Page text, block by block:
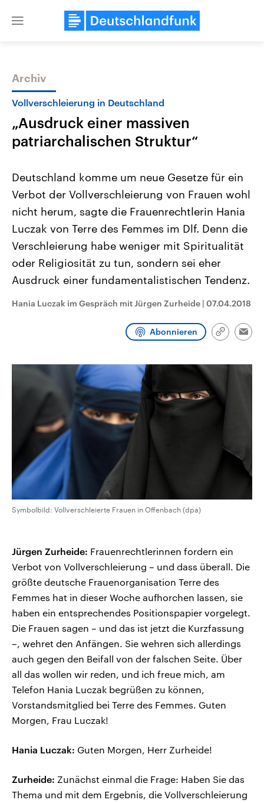
Close
Themen
Landtagswahl Sachsen-Anhalt
2026
Alle Informationen
Sachsen-Anhalt wählt am 6.
September 2026 einen neuen
Landtag. Seit 2021 wird das
Bundesland von einer Koalition aus
CDU, SPD und FDP regiert.-
Umfragen, Prognosen,
und Hintergründe zu den Parteien
und Kandidaten der anstehenden
Aktuelle Beiträge,
Hintergründe
Wirtschaftlich und
gehören die Vereinigten
den mächtigsten Ländern
mit großem Einfluss auf
Sendungen Programm Podcasts
Archiv
Vollverschleierung in Deutschland
„Ausdruck einer massiven
patriarchalischen Struktur“
Deutschland komme um neue Gesetze für ein
Verbot der Vollverschleierung von Frauen wohl
nicht herum, sagte die Frauenrechtlerin Hania
Luczak von Terre des Femmes im Dlf. Denn die
Verschleierung habe weniger mit Spiritualität
oder Religiosität zu tun, sondern sei eher
Ausdruck einer fundamentalistischen Tendenz.
Hania Luczak im Gespräch mit Jürgen Zurheide | 07.04.2018
Abonnieren
Link
Symbolbild: Vollverschleierte Frauen in Offenbach (dpa)
Jürgen Zurheide: Frauenrechtlerinnen fordern ein
Verbot von Vollverschleierung – und dass überall. Die
größte deutsche Frauenorganisation Terre des
Femmes hat in dieser Woche aufhorchen lassen, sie
haben ein entsprechendes Positionspapier vorgelegt.
Die Frauen sagen – und das ist jetzt die Kurzfassung
–, wehret den Anfängen. Sie wehren sich allerdings
auch gegen den Beifall von der falschen Seite. Über
all das wollen wir reden, und ich freue mich, am
Telefon Hania Luczak begrüßen zu können,
Vorstandsmitglied bei Terre des Femmes. Guten
Morgen, Frau Luczak!
Hania Luczak: Guten Morgen, Herr Zurheide!
Zurheide: Zunächst einmal die Frage: Haben Sie das
Thema und mit dem Ergebnis, die Vollverschleierung